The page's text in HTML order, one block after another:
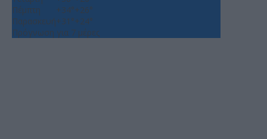
Πέμπτη
+34°+26°
Παρασκευή+31°+24°
Πρόγνωση για 7 μέρες